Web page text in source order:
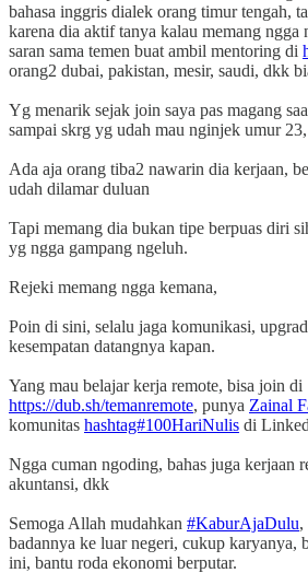
bahasa inggris dialek orang timur tengah,
karena dia aktif tanya kalau memang
saran sama temen buat ambil mentoring di
orang2 dubai, pakistan, mesir, saudi, dkk
Yg menarik sejak join saya pas magang
sampai skrg yg udah mau nginjek umur
Ada aja orang tiba2 nawarin dia kerjaan,
udah dilamar duluan
Tapi memang dia bukan tipe berpuas diri
yg ngga gampang ngeluh.
Rejeki memang ngga kemana,
Poin di sini, selalu jaga komunikasi,
kesempatan datangnya kapan.
Yang mau belajar kerja remote, bisa join di
https://dub.sh/temanremote, punya Zainal
komunitas hashtag#100HariNulis di
Ngga cuman ngoding, bahas juga kerjaan
akuntansi, dkk
Semoga Allah mudahkan #KaburAjaDulu,
badannya ke luar negeri, cukup karyanya,
ini, bantu roda ekonomi berputar.